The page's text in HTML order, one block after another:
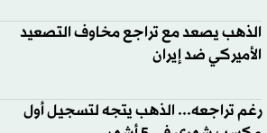
الذهب يصعد مع تراجع مخاوف التصعيد
الأميركي ضد إيران
رغم تراجعه... الذهب يتجه لتسجيل أول